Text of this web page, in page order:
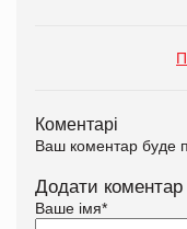
Коментарі
Ваш коментар буде
Додати коментар
Ваше імя*